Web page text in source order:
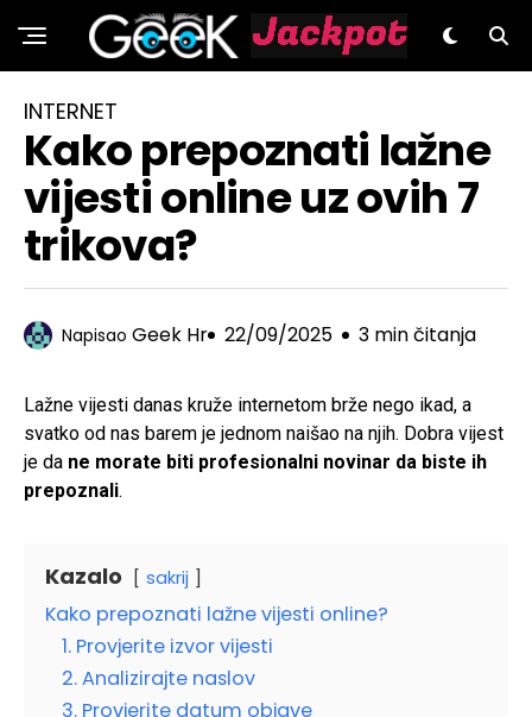
GeeK.hr
INTERNET
Kako prepoznati lažne
vijesti online uz ovih 7
trikova?
Napisao Geek Hr 22/09/2025 3 min čitanja
Lažne vijesti danas kruže internetom brže nego ikad, a
svatko od nas barem je jednom naišao na njih. Dobra vijest
je da ne morate biti profesionalni novinar da biste ih
prepoznali.
Kazalo sakrij
Kako prepoznati lažne vijesti online?
1. Provjerite izvor vijesti
2. Analizirajte naslov
3. Provjerite datum objave